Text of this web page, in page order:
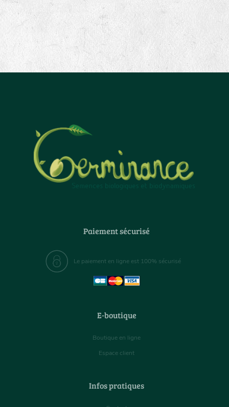
Paiement sécurisé
Le paiement en ligne est 100% sécurisé
E-boutique
Boutique en ligne
Espace client
Infos pratiques